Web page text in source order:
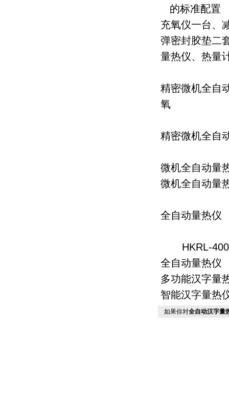
的标准配置
充氧仪一台、
弹密封胶垫二
量热仪、热量
精密微机全自
氧
精密微机全自
微机全自动
微机全自动
全自动量
HKRL-
全自动量热
多功能汉字
智能汉字量
如果你对全自动汉字量